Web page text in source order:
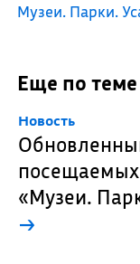
Музеи. Парки.
Еще по теме
Новость
«Музеи.
→